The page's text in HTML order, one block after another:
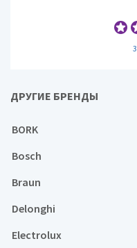
ДРУГИЕ БРЕНДЫ
BORK
Bosch
Braun
Delonghi
Electrolux